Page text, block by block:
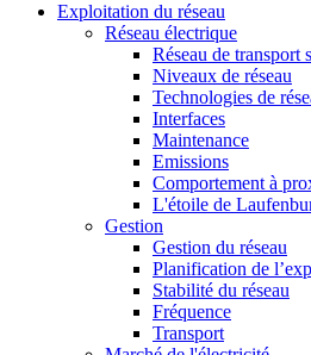
Exploitation du réseau
Réseau électrique
Réseau de transport
Niveaux de réseau
Technologies de
Interfaces
Maintenance
Emissions
Comportement à
L'étoile de
Gestion
Gestion du réseau
Planification de
Stabilité du réseau
Fréquence
Transport